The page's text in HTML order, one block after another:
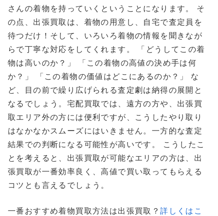
さんの着物を持っていくということになります。 そ
の点、出張買取は、着物の用意し、自宅で査定員を
待つだけ！そして、いろいろ着物の情報を聞きなが
らで丁寧な対応をしてくれます。 「どうしてこの着
物は高いのか？」 「この着物の高値の決め手は何
か？」 「この着物の価値はどこにあるのか？」 な
ど、目の前で繰り広げられる査定劇は納得の展開と
なるでしょう。宅配買取では、遠方の方や、出張買
取エリア外の方には便利ですが、こうしたやり取り
はなかなかスムーズにはいきません。一方的な査定
結果での判断になる可能性が高いです。 こうしたこ
とを考えると、出張買取が可能なエリアの方は、出
張買取が一番効率良く、高値で買い取ってもらえる
コツとも言えるでしょう。
一番おすすめ着物買取方法は出張買取？詳しくはこ